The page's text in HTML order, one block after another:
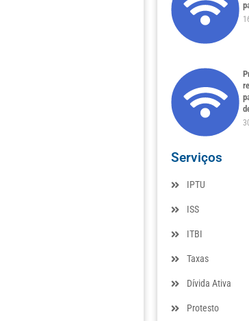
Serviços
IPTU
ISS
ITBI
Taxas
Dívida Ativa
Protesto